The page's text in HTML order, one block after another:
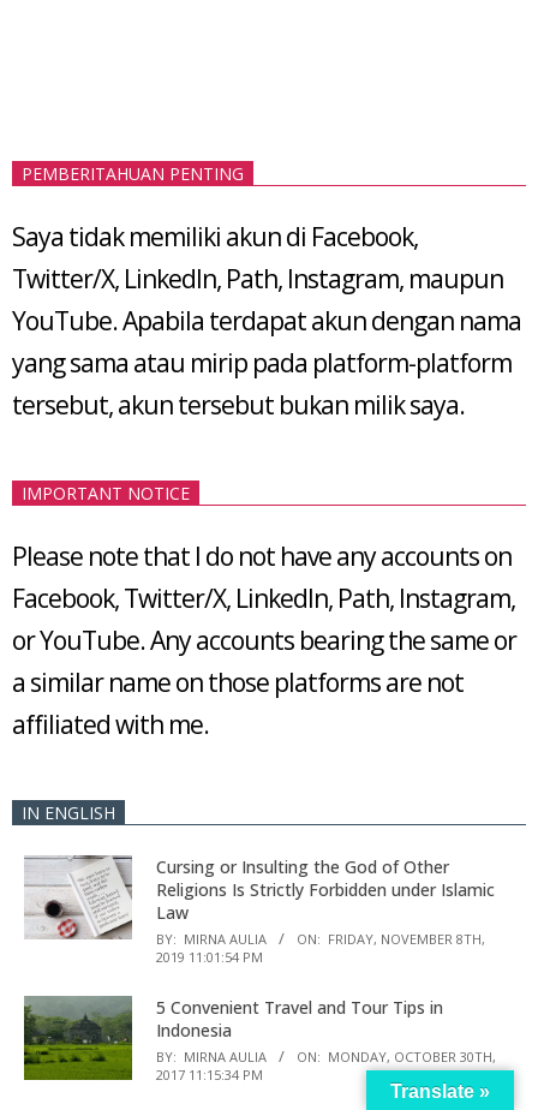
PEMBERITAHUAN PENTING
Saya tidak memiliki akun di Facebook,
Twitter/X, LinkedIn, Path, Instagram, maupun
YouTube. Apabila terdapat akun dengan nama
yang sama atau mirip pada platform-platform
tersebut, akun tersebut bukan milik saya.
IMPORTANT NOTICE
Please note that I do not have any accounts on
Facebook, Twitter/X, LinkedIn, Path, Instagram,
or YouTube. Any accounts bearing the same or
a similar name on those platforms are not
affiliated with me.
IN ENGLISH
Cursing or Insulting the God of Other
Religions Is Strictly Forbidden under Islamic
Law
BY: MIRNA AULIA ON: FRIDAY, NOVEMBER 8TH,
2019 11:01:54 PM
5 Convenient Travel and Tour Tips in
Indonesia
BY: MIRNA AULIA ON: MONDAY, OCTOBER 30TH,
2017 11:15:34 PM
Translate »